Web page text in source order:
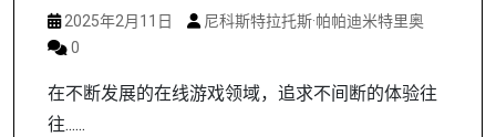
2025年2月11日
尼科斯特拉托斯·帕帕迪米特里奥
0
在不断发展的在线游戏领域，追求不间断的体验往
往......